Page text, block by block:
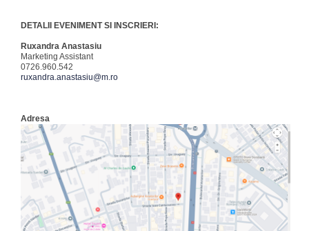
DETALII EVENIMENT SI INSCRIERI:
Ruxandra Anastasiu
Marketing Assistant
0726.960.542
ruxandra.anastasiu@m.ro
Adresa